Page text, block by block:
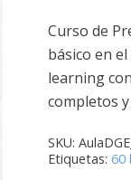
Curso de
básico en
learning
completos
SKU:
Etiquetas:60